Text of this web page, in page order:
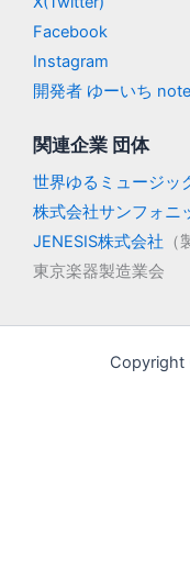
Facebook
Instagram
開発者 ゆーいち note
関連企業 団体
世界ゆるミュージッ
株式会社サンフォニ
JENESIS株式会社 （
東京楽器製造業会